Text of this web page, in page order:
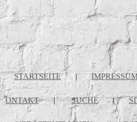
STARTSEITE |
ONTAKT | SUCHE |